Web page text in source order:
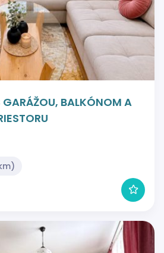
BALKÓNOM A